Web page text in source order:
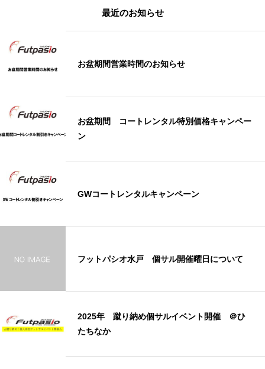
最近のお知らせ
お盆期間営業時間のお知らせ
お盆期間 コートレンタル特別価格キャンペー
ン
GWコートレンタルキャンペーン
フットパシオ水戸 個サル開催曜日について
2025年 蹴り納め個サルイベント開催 ＠ひ
たちなか